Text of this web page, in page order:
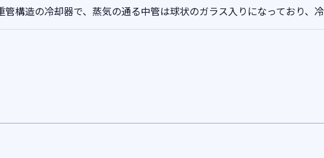
構造の冷却器で、蒸気の通る中管は球状のガラス入りになっており、冷